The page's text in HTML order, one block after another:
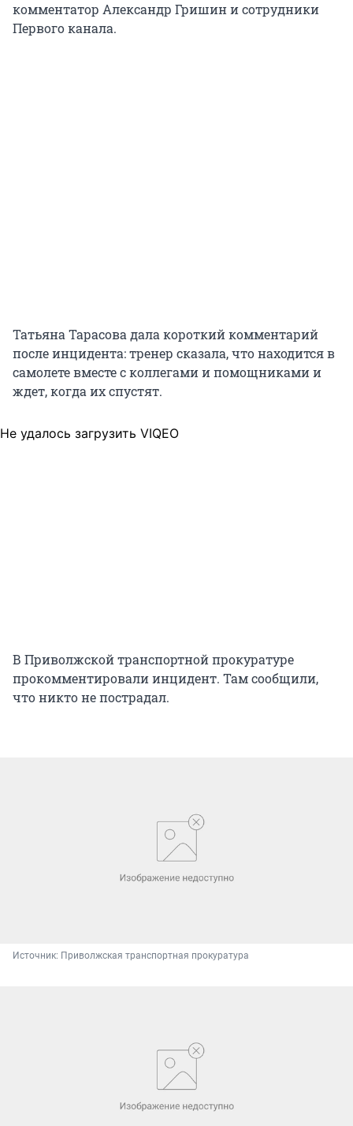
комментатор Александр Гришин и сотрудники
Первого канала.
Татьяна Тарасова дала короткий комментарий
после инцидента: тренер сказала, что находится в
самолете вместе с коллегами и помощниками и
ждет, когда их спустят.
Не удалось загрузить VIQEO
В Приволжской транспортной прокуратуре
прокомментировали инцидент. Там сообщили,
что никто не пострадал.
Источник: Приволжская транспортная прокуратура